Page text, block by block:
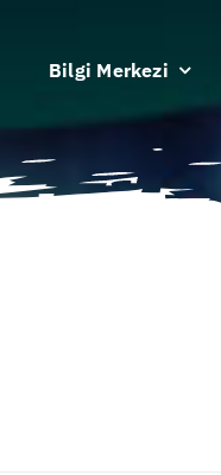
Bilgi Merkezi